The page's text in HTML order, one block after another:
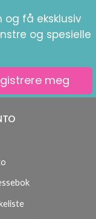
få eksklusiv
og spesielle
meg